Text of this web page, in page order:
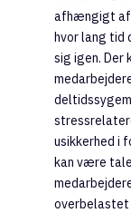
afhængigt af,
hvor lang tid
sig igen.
usikkerhed i
kan være
overbelastet